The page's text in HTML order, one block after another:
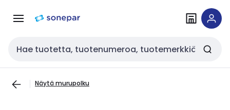
navigointiinsisältöön
Haku
Näytä murupolku